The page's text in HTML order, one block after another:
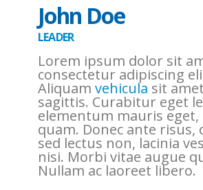
John Doe
LEADER
Lorem ipsum dolor sit
consectetur adipiscing
Aliquam vehicula sit
sagittis. Curabitur eget
elementum mauris eget,
quam. Donec ante risus,
sed lectus non, lacinia
nisi. Morbi vitae augue
Nullam ac laoreet libero.